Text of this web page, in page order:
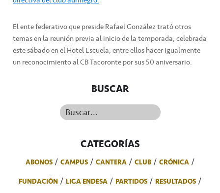
El ente federativo que preside Rafael González trató otros
temas en la reunión previa al inicio de la temporada, celebrada
este sábado en el Hotel Escuela, entre ellos hacer igualmente
un reconocimiento al CB Tacoronte por sus 50 aniversario.
BUSCAR
Buscar...
CATEGORÍAS
ABONOS CAMPUS CANTERA CLUB
CRÓNICA
FUNDACIÓN
LIGA ENDESA PARTIDOS
RESULTADOS